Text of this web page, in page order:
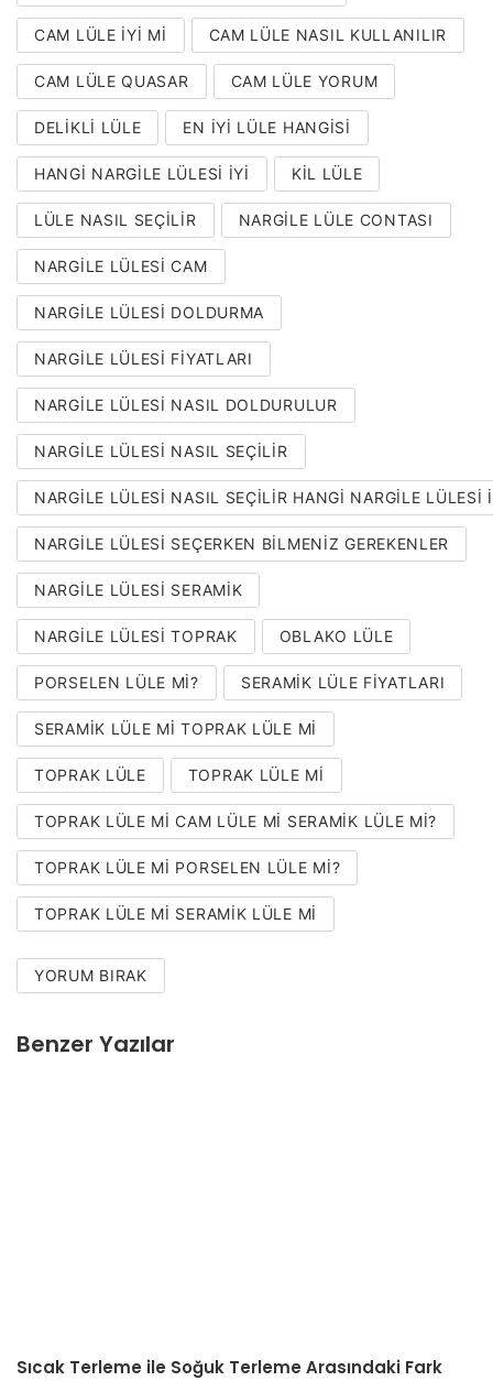
CAM LÜLE IYI MI CAM LÜLE NASIL KULLANILIR
CAM LÜLE QUASAR CAM LÜLE YORUM
DELIKLI LÜLE EN IYI LÜLE HANGISI
HANGI NARGILE LÜLESI IYI KIL LÜLE
LÜLE NASIL SEÇILIR NARGILE LÜLE CONTASI
NARGILE LÜLESI CAM
NARGILE LÜLESI DOLDURMA
NARGILE LÜLESI FIYATLARI
NARGILE LÜLESI NASIL DOLDURULUR
NARGILE LÜLESI NASIL SEÇILIR
NARGILE LÜLESI NASIL SEÇILIR HANGI NARGILE LÜLESI
NARGİLE LÜLESİ SEÇERKEN BİLMENİZ GEREKENLER
NARGILE LÜLESI SERAMIK
NARGILE LÜLESI TOPRAK OBLAKO LÜLE
PORSELEN LÜLE MI? SERAMIK LÜLE FIYATLARI
SERAMIK LÜLE MI TOPRAK LÜLE MI
TOPRAK LÜLE TOPRAK LÜLE MI
TOPRAK LÜLE MI CAM LÜLE MI SERAMIK LÜLE MI?
TOPRAK LÜLE MI PORSELEN LÜLE MI?
TOPRAK LÜLE MI SERAMIK LÜLE MI
YORUM BIRAK
Benzer Yazılar
Sıcak Terleme ile Soğuk Terleme Arasındaki Fark